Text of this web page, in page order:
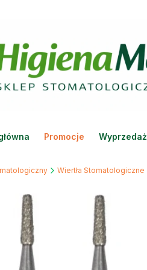
Promocje Wyprzedaż
Wiertła Stomatologiczne